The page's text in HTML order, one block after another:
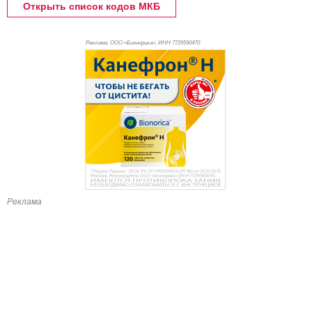
Открыть список кодов МКБ
Реклама. ООО «Бионорика», ИНН 7729590470
Реклама